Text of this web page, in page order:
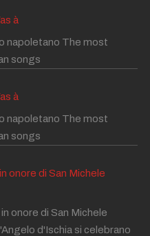
à
napoletano The most
songs
à
napoletano The most
songs
onore di San Michele
onore di San Michele
d'Ischia si celebrano